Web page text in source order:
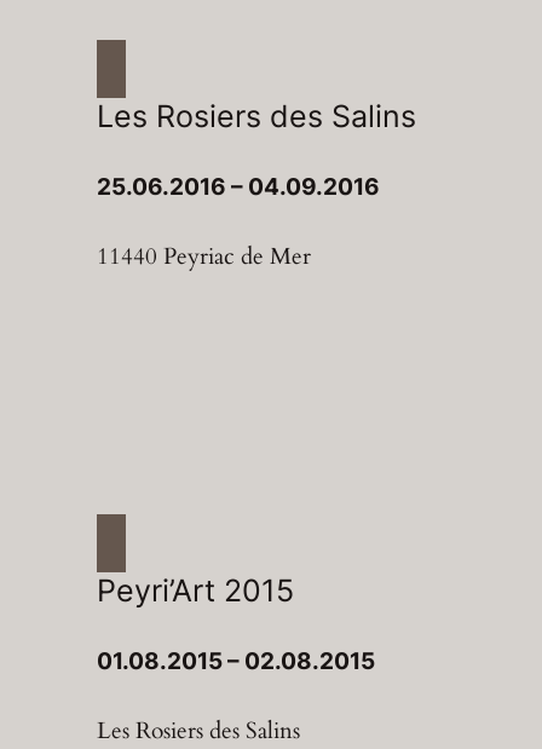
Les Rosiers des Salins
25.06.2016 – 04.09.2016
11440 Peyriac de Mer
Peyri’Art 2015
01.08.2015 – 02.08.2015
Les Rosiers des Salins